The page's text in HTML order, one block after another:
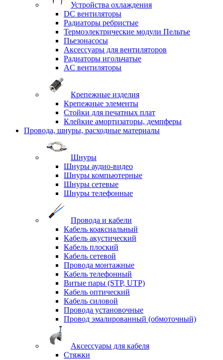
Устройства охлаждения
DC вентиляторы
Радиаторы ребристые
Термоэлектрические модули Пельтье
Пьезонасосы
Аксессуары для вентиляторов
Радиаторы игольчатые
AC вентиляторы
Крепежные изделия
Крепежные элементы
Стойки для печатных плат
Клейкие амортизаторы, демпферы
Провода, шнуры, расходные материалы
Шнуры
Шнуры аудио-видео
Шнуры компьютерные
Шнуры сетевые
Шнуры телефонные
Провода и кабели
Кабель коаксиальный
Кабель акустический
Кабель плоский
Кабель сетевой
Провода монтажные
Кабель телефонный
Витые пары (STP, UTP)
Кабель оптический
Кабель силовой
Провода установочные
Провод эмалированный (обмоточный)
Аксессуары для кабеля
Стяжки